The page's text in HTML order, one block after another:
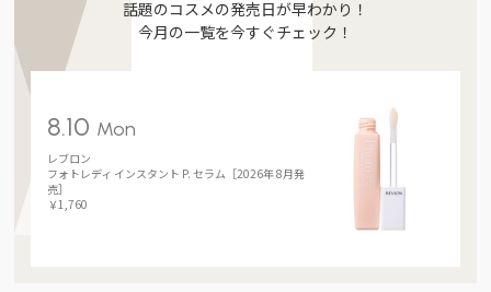
話題のコスメの発売日が早わかり！
今月の一覧を今すぐチェック！
8.10 Mon
レブロン
フォトレディ インスタント P. セラム［2026年 8月発
売］
￥1,760